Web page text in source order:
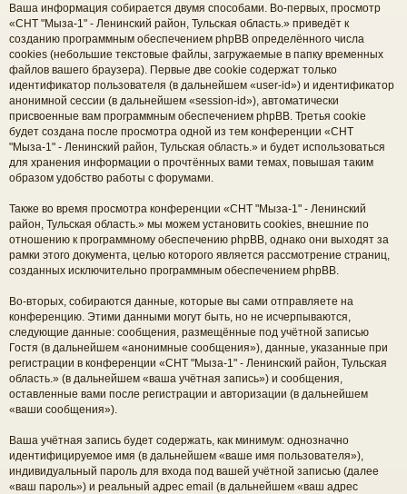
Ваша информация собирается двумя способами. Во-первых, просмотр
«СНТ "Мыза-1" - Ленинский район, Тульская область.» приведёт к
созданию программным обеспечением phpBB определённого числа
cookies (небольшие текстовые файлы, загружаемые в папку временных
файлов вашего браузера). Первые две cookie содержат только
идентификатор пользователя (в дальнейшем «user-id») и идентификатор
анонимной сессии (в дальнейшем «session-id»), автоматически
присвоенные вам программным обеспечением phpBB. Третья cookie
будет создана после просмотра одной из тем конференции «СНТ
"Мыза-1" - Ленинский район, Тульская область.» и будет использоваться
для хранения информации о прочтённых вами темах, повышая таким
образом удобство работы с форумами.
Также во время просмотра конференции «СНТ "Мыза-1" - Ленинский
район, Тульская область.» мы можем установить cookies, внешние по
отношению к программному обеспечению phpBB, однако они выходят за
рамки этого документа, целью которого является рассмотрение страниц,
созданных исключительно программным обеспечением phpBB.
Во-вторых, собираются данные, которые вы сами отправляете на
конференцию. Этими данными могут быть, но не исчерпываются,
следующие данные: сообщения, размещённые под учётной записью
Гостя (в дальнейшем «анонимные сообщения»), данные, указанные при
регистрации в конференции «СНТ "Мыза-1" - Ленинский район, Тульская
область.» (в дальнейшем «ваша учётная запись») и сообщения,
оставленные вами после регистрации и авторизации (в дальнейшем
«ваши сообщения»).
Ваша учётная запись будет содержать, как минимум: однозначно
идентифицируемое имя (в дальнейшем «ваше имя пользователя»),
индивидуальный пароль для входа под вашей учётной записью (далее
«ваш пароль») и реальный адрес email (в дальнейшем «ваш адрес